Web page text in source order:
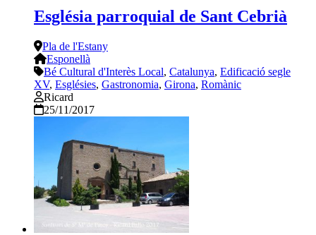
Església parroquial de Sant Cebrià
Pla de l'Estany
Esponellà
Bé Cultural d'Interès Local, Catalunya, Edificació segle
XV, Esglésies, Gastronomia, Girona, Romànic
Ricard
25/11/2017